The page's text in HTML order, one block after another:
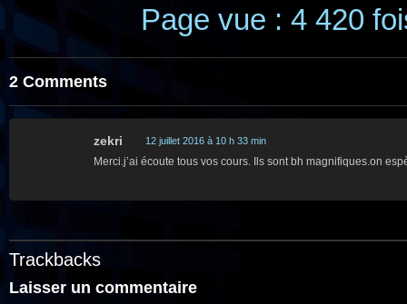
Page vue : 4 420
2 Comments
zekri 12 juillet 2016 à 10 h 33 min
Merci.j’ai écoute tous vos cours. Ils sont bh magnifiques.on
Trackbacks
Laisser un commentaire